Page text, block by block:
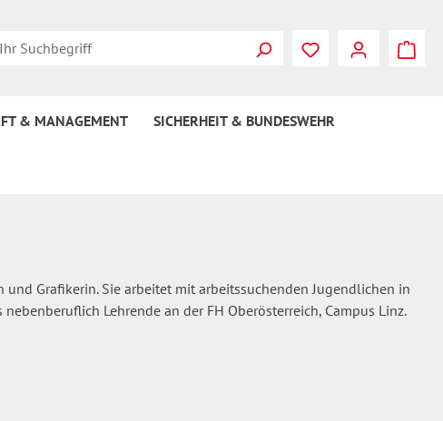
Du hast 0
& MANAGEMENT SICHERHEIT & BUNDESWEHR
Grafikerin. Sie arbeitet mit arbeitssuchenden Jugendlichen in
Lehrende an der FH Oberösterreich, Campus Linz.